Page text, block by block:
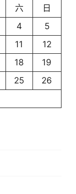
六
日
4
5
11
12
18
19
25
26